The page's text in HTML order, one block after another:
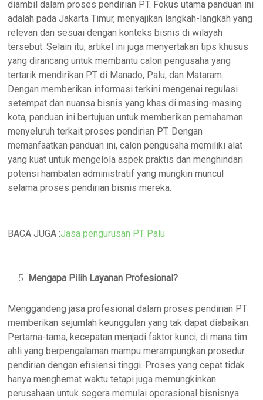
diambil dalam proses pendirian PT. Fokus utama panduan ini
adalah pada Jakarta Timur, menyajikan langkah-langkah yang
relevan dan sesuai dengan konteks bisnis di wilayah
tersebut. Selain itu, artikel ini juga menyertakan tips khusus
yang dirancang untuk membantu calon pengusaha yang
tertarik mendirikan PT di Manado, Palu, dan Mataram.
Dengan memberikan informasi terkini mengenai regulasi
setempat dan nuansa bisnis yang khas di masing-masing
kota, panduan ini bertujuan untuk memberikan pemahaman
menyeluruh terkait proses pendirian PT. Dengan
memanfaatkan panduan ini, calon pengusaha memiliki alat
yang kuat untuk mengelola aspek praktis dan menghindari
potensi hambatan administratif yang mungkin muncul
selama proses pendirian bisnis mereka.
BACA JUGA :Jasa pengurusan PT Palu
Mengapa Pilih Layanan Profesional?
Menggandeng jasa profesional dalam proses pendirian PT
memberikan sejumlah keunggulan yang tak dapat diabaikan.
Pertama-tama, kecepatan menjadi faktor kunci, di mana tim
ahli yang berpengalaman mampu merampungkan prosedur
pendirian dengan efisiensi tinggi. Proses yang cepat tidak
hanya menghemat waktu tetapi juga memungkinkan
perusahaan untuk segera memulai operasional bisnisnya.